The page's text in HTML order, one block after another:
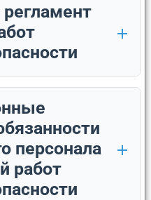
персонала
работ